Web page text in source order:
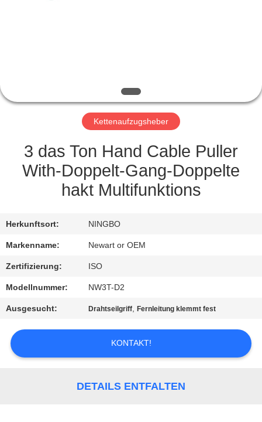
BITTE UM
ANGEBOT
SITEMAP
DATENSCHUTZRICHTLINIE
Kettenaufzugsheber
3 das Ton Hand Cable Puller
With-Doppelt-Gang-Doppelte
hakt Multifunktions
Herkunftsort: NINGBO
Markenname: Newart or OEM
Zertifizierung: ISO
Modellnummer: NW3T-D2
Ausgesucht: Drahtseilgriff,Fernleitung klemmt fest
KONTAKT!
DETAILS ENTFALTEN